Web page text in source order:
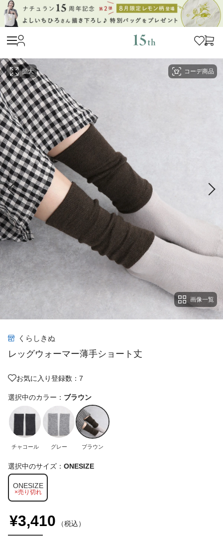
コーデ商品
拡大
画像一覧
くらしきぬ
レッグウォーマー薄手ショート丈
お気に入り登録数：7
選択中のカラー： ブラウン
チャコール グレー ブラウン
選択中のサイズ： ONESIZE
ONESIZE
×売り切れ
¥3,410 （税込）